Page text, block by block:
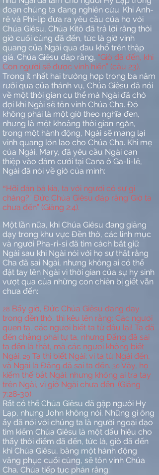
đoạn chúng ta đang nghiên cứu. Khi Anh-
rê và Phi-lip đưa ra yêu cầu của họ với
Chúa Giêsu, Chúa Kitô đã trả lời rằng thời
giờ cuối cùng đã đến, tức là giờ vinh
quang của Ngài qua đau khổ trên thập
giá. Chúa Giêsu đáp rằng, “Giờ đã đến, khi
Con người sẽ được vinh hiển” (câu 23).
Trong ít nhất hai trường hợp trong ba năm
rưỡi qua của thánh vụ, Chúa Giêsu đã nói
về một thời gian cụ thể mà Ngài đã chờ
đợi khi Ngài sẽ tôn vinh Chúa Cha. Đó
không phải là một giờ theo nghĩa đen,
nhưng là một khoảng thời gian ngắn,
trong một hành động, Ngài sẽ mang lại
vinh quang lớn lao cho Chúa Cha. Khi mẹ
của Ngài, Mary, đã yêu cầu Ngài can
thiệp vào đám cưới tại Cana ở Ga-li-lê,
Ngài đã nói về giờ của mình:
“Hỡi đàn bà kia, ta với ngươi có sự gì
chăng?” Đức Chúa Giêsu đáp rằng“Giờ ta
chưa đến” (Giăng 2:4).
Một lần nữa, khi Chúa Giêsu đang giảng
dạy trong khu vực Đền thờ, các linh mục
và người Pha-ri-si đã tìm cách bắt giữ
Ngài sau khi Ngài nói với họ sự thật rằng
Cha đã sai Ngài, nhưng không ai có thể
đặt tay lên Ngài vì thời gian của sự hy sinh
vượt qua của những con chiên bị giết vẫn
chưa đến:
28 Bấy giờ, Đức Chúa Giêsu đang dạy
trong đền thờ, thì kêu lên rằng: Các ngươi
quen ta, các ngươi biết ta từ đâu lại! Ta đã
đến chẳng phải tự ta, nhưng Đấng đã sai
ta đến là thật, mà các ngươi không biết
Ngài. 29 Ta thì biết Ngài; vì ta từ Ngài đến,
và Ngài là Đấng đã sai ta đến. 30 Vậy, họ
kiếm thế bắt Ngài; nhưng không ai tra tay
trên Ngài, vì giờ Ngài chưa đến. (Giăng
7:28-30).
Rất có thể Chúa Giêsu đã gặp người Hy
Lạp, nhưng John không nói. Những gì ông
ấy đã nói với chúng ta là người ngoại đạo
tìm kiếm Chúa Giêsu là một dấu hiệu cho
thấy thời điểm đã đến, tức là, giờ đã đến
khi Chúa Giêsu, bằng một hành động
vâng phục cuối cùng, sẽ tôn vinh Chúa
Cha. Chúa tiếp tục phán rằng: